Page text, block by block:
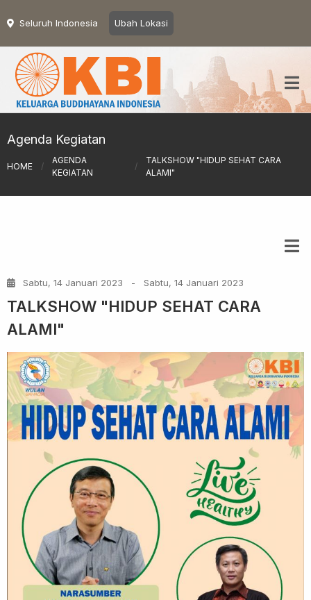
Seluruh Indonesia Ubah Lokasi
Agenda Kegiatan
HOME /
AGENDA
KEGIATAN
/
TALKSHOW "HIDUP SEHAT CARA
ALAMI"
Sabtu, 14 Januari 2023 - Sabtu, 14 Januari 2023
TALKSHOW "HIDUP SEHAT CARA
ALAMI"